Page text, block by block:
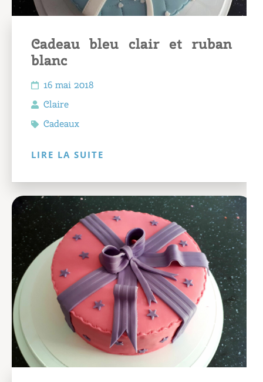
Cadeau bleu clair et ruban
blanc
16 mai 2018
Claire
Cadeaux
LIRE LA SUITE